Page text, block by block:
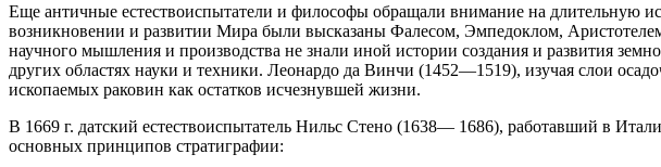
Еще античные естествоиспытатели и философы обращали внимание на длительную
возникновении и развитии Мира были высказаны Фалесом, Эмпедоклом,
научного мышления и производства не знали иной истории создания и развития
других областях науки и техники. Леонардо да Винчи (1452—1519), изучая слои
ископаемых раковин как остатков исчезнувшей жизни.
В 1669 г. датский естествоиспытатель Нильс Стено (1638— 1686), работавший в
основных принципов стратиграфии: